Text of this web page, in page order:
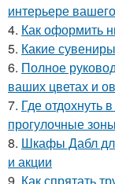
интерьере
4. Как оформить
5. Какие
6. Полное
ваших цветах и
7. Где отдохнуть
прогулочные зоны
8. Шкафы Дабл
и акции